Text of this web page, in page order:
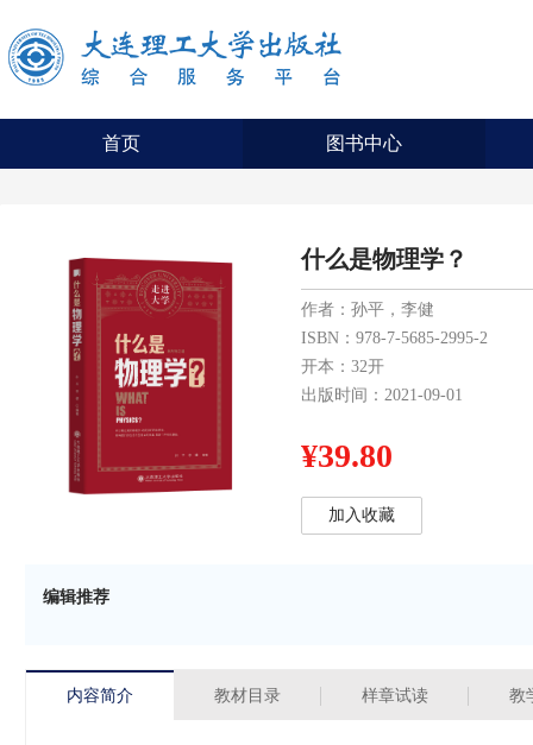
首页 图书中心
什么是物理学？
作者：孙平，李健
ISBN：978-7-5685-2995-2
开本：32开
出版时间：2021-09-01
¥39.80
加入收藏
编辑推荐
内容简介 教材目录 样章试读 教